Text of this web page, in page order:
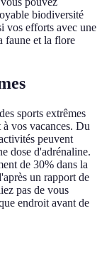
biodiversité
vos efforts avec une
faune et la flore
sports extrêmes
vos vacances. Du
peuvent
dose d'adrénaline.
de 30% dans la
un rapport de
pas de vous
endroit avant de